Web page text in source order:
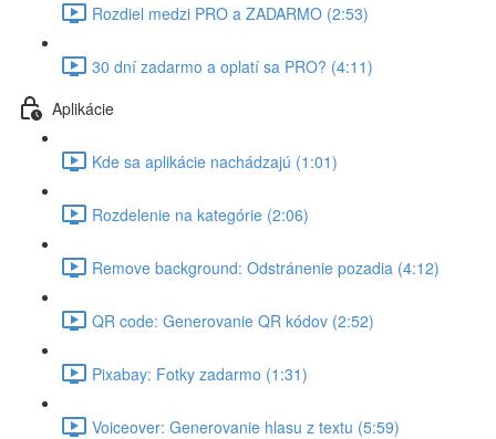
Rozdiel medzi PRO a ZADARMO (2:53)
30 dní zadarmo a oplatí sa PRO? (4:11)
Aplikácie
Kde sa aplikácie nachádzajú (1:01)
Rozdelenie na kategórie (2:06)
Remove background: Odstránenie pozadia (4:12)
QR code: Generovanie QR kódov (2:52)
Pixabay: Fotky zadarmo (1:31)
Voiceover: Generovanie hlasu z textu (5:59)